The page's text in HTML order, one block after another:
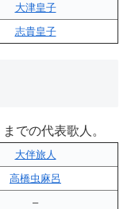
大津皇子
志貴皇子
での代表歌人。
大伴旅人
高橋虫麻呂
–